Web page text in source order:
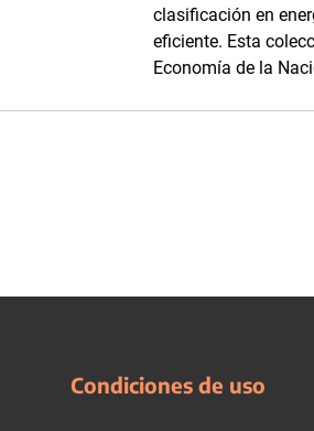
clasificación en
eficiente. Esta
Economía de la
Condiciones de uso